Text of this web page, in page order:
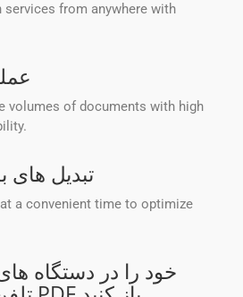
from anywhere with
volumes of documents with high
تبدیل های
a convenient time to optimize